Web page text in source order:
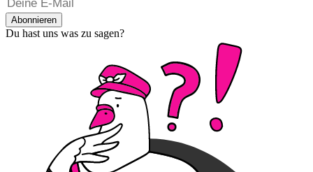
Abonnieren
Du hast uns was zu sagen?